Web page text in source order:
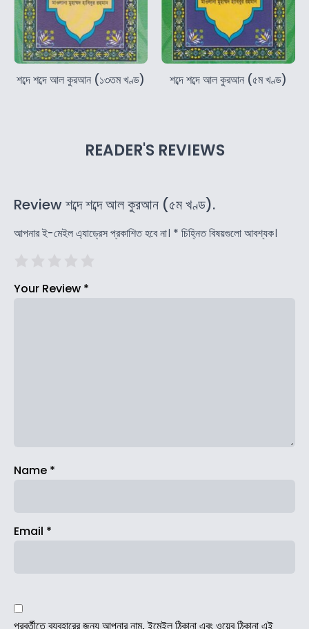
শব্দে শব্দে আল কুরআন (১৩তম খণ্ড) শব্দে শব্দে আল কুরআন (৫ম খণ্ড)
READER'S REVIEWS
Review শব্দে শব্দে আল কুরআন (৫ম খণ্ড).
আপনার ই-মেইল এ্যাড্রেস প্রকাশিত হবে না। * চিহ্নিত বিষয়গুলো আবশ্যক।
Your Review *
Name *
Email *
পরবর্তীতে ব্যবহারের জন্য আপনার নাম, ইমেইল ঠিকানা এবং ওয়েব ঠিকানা এই